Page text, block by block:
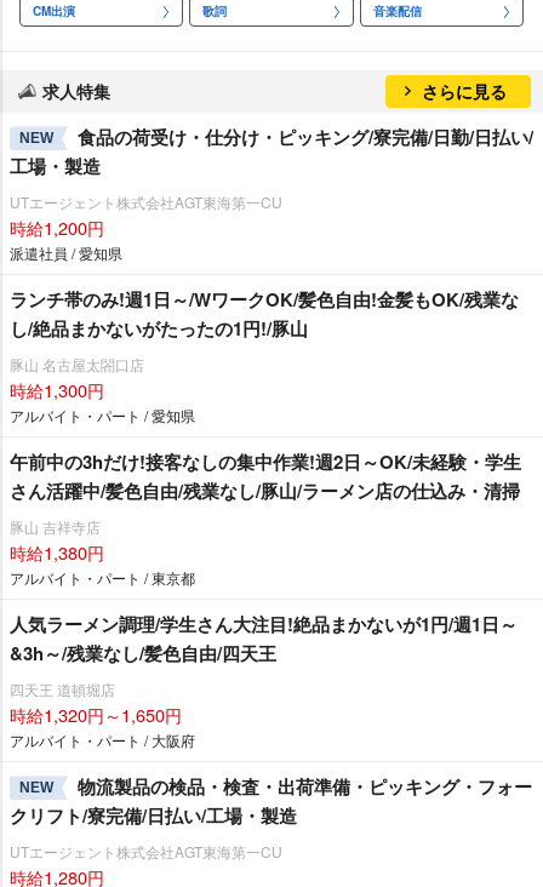
CM出演 歌詞 音楽配信
求人特集 さらに見る
NEW
食品の荷受け・仕分け・ピッキング/寮完備/日勤/日払い/
工場・製造
UTエージェント株式会社AGT東海第一CU
時給1,200円
派遣社員 / 愛知県
ランチ帯のみ!週1日～/WワークOK/髪色自由!金髪もOK/残業な
し/絶品まかないがたったの1円!/豚山
豚山 名古屋太閤口店
時給1,300円
アルバイト・パート / 愛知県
午前中の3hだけ!接客なしの集中作業!週2日～OK/未経験・学生
さん活躍中/髪色自由/残業なし/豚山/ラーメン店の仕込み・清掃
豚山 吉祥寺店
時給1,380円
アルバイト・パート / 東京都
人気ラーメン調理/学生さん大注目!絶品まかないが1円/週1日～
&3h～/残業なし/髪色自由/四天王
四天王 道頓堀店
時給1,320円～1,650円
アルバイト・パート / 大阪府
NEW
物流製品の検品・検査・出荷準備・ピッキング・フォー
クリフト/寮完備/日払い/工場・製造
UTエージェント株式会社AGT東海第一CU
時給1,280円